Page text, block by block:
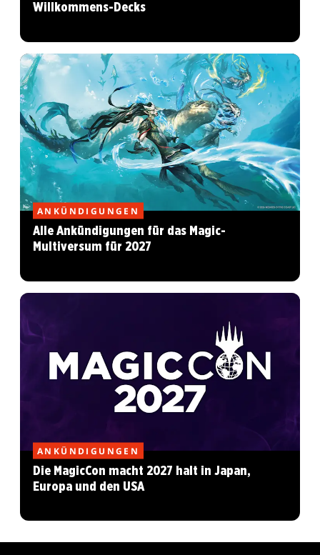
Willkommens-Decks
ANKÜNDIGUNGEN
Alle Ankündigungen für das Magic-
Multiversum für 2027
ANKÜNDIGUNGEN
Die MagicCon macht 2027 halt in Japan,
Europa und den USA